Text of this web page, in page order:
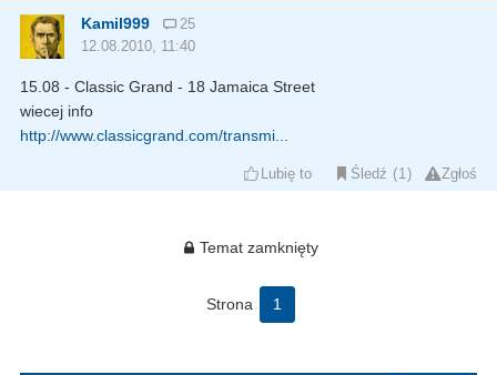
Kamil999
25
12.08.2010, 11:40
15.08 - Classic Grand - 18 Jamaica Street
wiecej info
http://www.classicgrand.com/transmi...
Lubię to Śledź 1 Zgłoś
Temat zamknięty
Strona 1